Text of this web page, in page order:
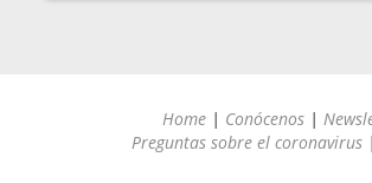
Home | Conócenos |
Preguntas sobre el coronavirus |